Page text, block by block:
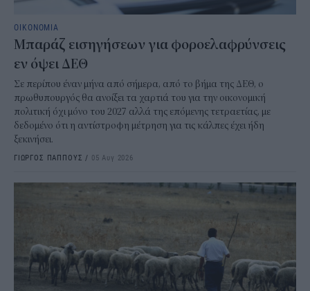
ΟΙΚΟΝΟΜΙΑ
Μπαράζ εισηγήσεων για φοροελαφρύνσεις
εν όψει ΔΕΘ
Σε περίπου έναν μήνα από σήμερα, από το βήμα της ΔΕΘ, ο
πρωθυπουργός θα ανοίξει τα χαρτιά του για την οικονομική
πολιτική όχι μόνο του 2027 αλλά της επόμενης τετραετίας, με
δεδομένο ότι η αντίστροφη μέτρηση για τις κάλπες έχει ήδη
ξεκινήσει.
ΓΙΩΡΓΟΣ ΠΑΠΠΟΥΣ / 05 Αυγ 2026